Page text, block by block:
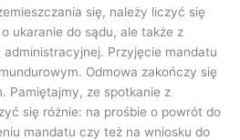
się, należy liczyć się
ukaranie do sądu, ale także z
administracyjnej. Przyjęcie mandatu
Odmowa zakończy się
Pamiętajmy, ze spotkanie z
się różnie: na prośbie o powrót do
mandatu czy też na wniosku do